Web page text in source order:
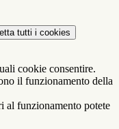
tutti i cookies
cookie consentire.
il funzionamento della
al funzionamento potete